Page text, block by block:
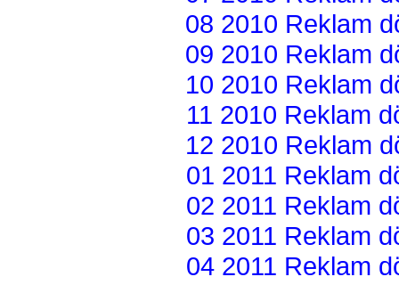
08 2010 Reklam
09 2010 Reklam
10 2010 Reklam
11 2010 Reklam
12 2010 Reklam
01 2011 Reklam
02 2011 Reklam
03 2011 Reklam
04 2011 Reklam